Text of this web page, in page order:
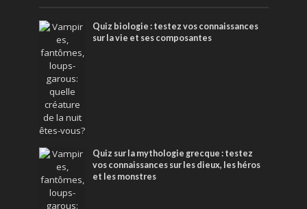
Quiz biologie : testez vos connaissances
sur la vie et ses composantes
Quiz sur la mythologie grecque : testez
vos connaissances sur les dieux, les héros
et les monstres